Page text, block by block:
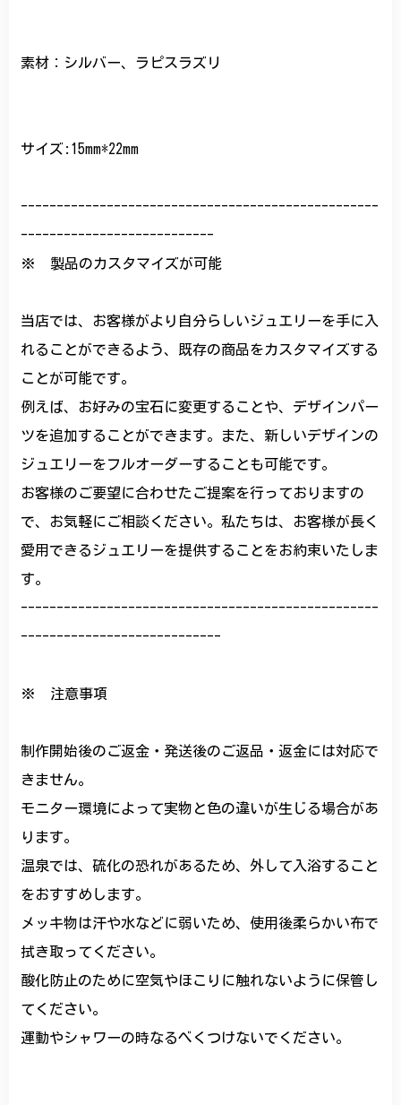
素材：シルバー、ラピスラズリ
サイズ:15mm*22mm
--------------------------------------------------
---------------------------
※ 製品のカスタマイズが可能
当店では、お客様がより自分らしいジュエリーを手に入
れることができるよう、既存の商品をカスタマイズする
ことが可能です。
例えば、お好みの宝石に変更することや、デザインパー
ツを追加することができます。また、新しいデザインの
ジュエリーをフルオーダーすることも可能です。
お客様のご要望に合わせたご提案を行っておりますの
で、お気軽にご相談ください。私たちは、お客様が長く
愛用できるジュエリーを提供することをお約束いたしま
す。
--------------------------------------------------
----------------------------
※ 注意事項
制作開始後のご返金・発送後のご返品・返金には対応で
きません。
モニター環境によって実物と色の違いが生じる場合があ
ります。
温泉では、硫化の恐れがあるため、外して入浴すること
をおすすめします。
メッキ物は汗や水などに弱いため、使用後柔らかい布で
拭き取ってください。
酸化防止のために空気やほこりに触れないように保管し
てください。
運動やシャワーの時なるべくつけないでください。